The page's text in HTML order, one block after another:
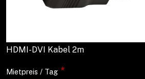
HDMI-DVI Kabel 2m
Mietpreis / Tag *